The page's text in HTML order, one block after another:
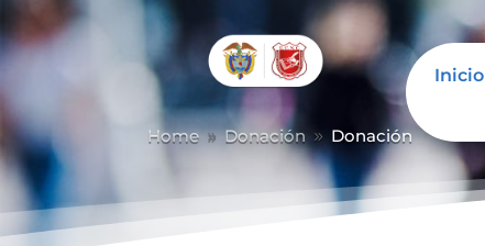
Abrir barra de herramientas
Inicio
Home 9 Donación 9 Donación